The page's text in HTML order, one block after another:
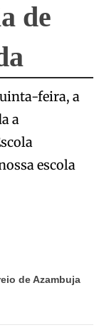
de
feira, a
a
escola
de Azambuja